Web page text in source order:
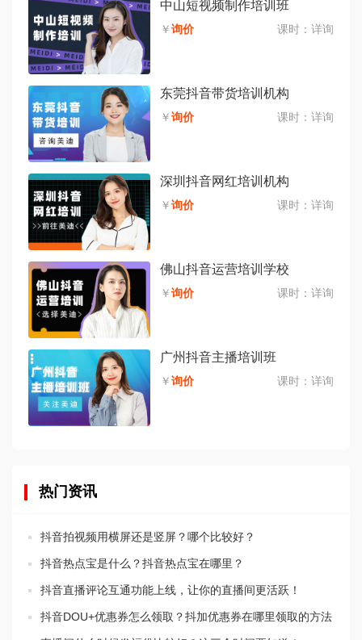
中山短视频制作培训班
￥询价 课时： 详询
东莞抖音带货培训机构
￥询价 课时： 详询
深圳抖音网红培训机构
￥询价 课时： 详询
佛山抖音运营培训学校
￥询价 课时： 详询
广州抖音主播培训班
￥询价 课时： 详询
热门资讯
抖音拍视频用横屏还是竖屏？哪个比较好？
抖音热点宝是什么？抖音热点宝在哪里？
抖音直播评论互通功能上线，让你的直播间更活跃！
抖音DOU+优惠券怎么领取？抖加优惠券在哪里领取的方法